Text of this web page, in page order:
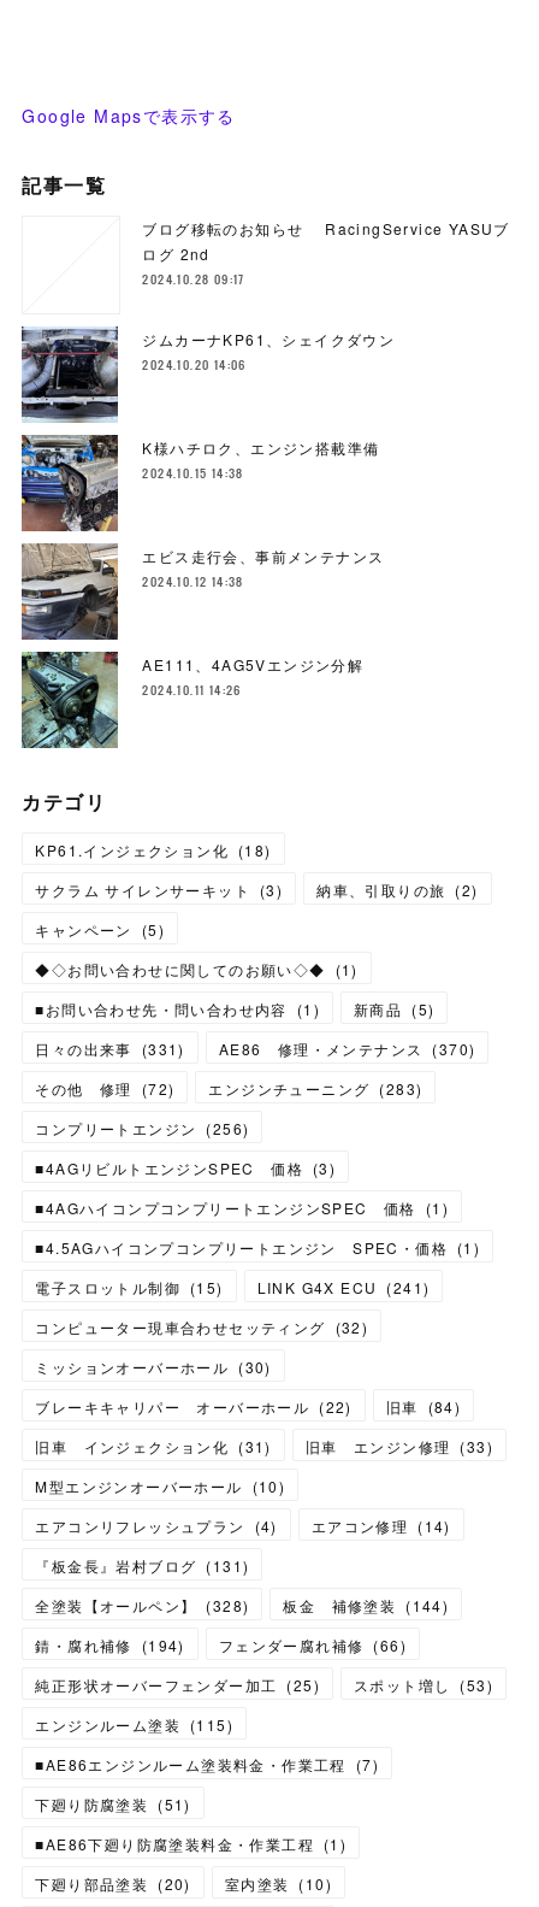
Google Mapsで表示する
記事一覧
ブログ移転のお知らせ RacingService YASUブ
ログ 2nd
2024.10.28 09:17
ジムカーナKP61、シェイクダウン
2024.10.20 14:06
K様ハチロク、エンジン搭載準備
2024.10.15 14:38
エビス走行会、事前メンテナンス
2024.10.12 14:38
AE111、4AG5Vエンジン分解
2024.10.11 14:26
カテゴリ
KP61.インジェクション化 (18)
サクラム サイレンサーキット
(3) 納車、引取りの旅 (2)
キャンペーン
(5)
◆◇お問い合わせに関してのお願い◇◆
(1)
■お問い合わせ先・問い合わせ内容
(1 ) 新商品 (5)
日々の出来事
(331) AE86 修理・メンテナンス (370)
その他 修理
(72) エンジンチューニング (283)
コンプリートエンジン
(256)
■4AGリビルトエンジンSPEC 価格 (3)
■4AGハイコンプコンプリートエンジンSPEC 価格
(1 )
■4.5AGハイコンプコンプリートエンジン SPEC・価格 (1 )
電子スロットル制御 (15) LINK G4X ECU (241)
コンピューター現車合わせセッティング
(32)
ミッションオーバーホール (30)
ブレーキキャリパー オーバーホール (22) 旧車 (84)
旧車 インジェクション化 (31) 旧車 エンジン修理 (33)
M型エンジンオーバーホール
(10)
エアコンリフレッシュプラン
(4) エアコン修理 (14)
『板金長』岩村ブログ (131)
全塗装【オールペン】
(328) 板金 補修塗装 (144)
錆・腐れ補修
(194) フェンダー腐れ補修 (66)
純正形状オーバーフェンダー加工
(25) スポット増し (53)
エンジンルーム塗装
(115)
■AE86エンジンルーム塗装料金・作業工程
(7)
下廻り防腐塗装
(51)
■AE86下廻り防腐塗装料金・作業工程
(1 )
下廻り部品塗装
(20) 室内塗装 (10)